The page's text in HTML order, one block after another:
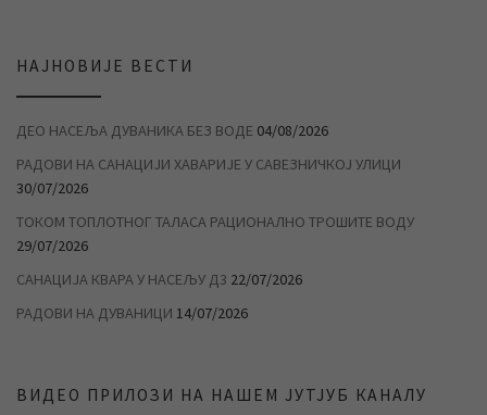
НАЈНОВИЈЕ ВЕСТИ
ДЕО НАСЕЉА ДУВАНИКА БЕЗ ВОДЕ 04/08/2026
РАДОВИ НА САНАЦИЈИ ХАВАРИЈЕ У САВЕЗНИЧКОЈ УЛИЦИ
30/07/2026
ТОКОМ ТОПЛОТНОГ ТАЛАСА РАЦИОНАЛНО ТРОШИТЕ ВОДУ
29/07/2026
САНАЦИЈА КВАРА У НАСЕЉУ Д3 22/07/2026
РАДОВИ НА ДУВАНИЦИ 14/07/2026
ВИДЕО ПРИЛОЗИ НА НАШЕМ ЈУТЈУБ КАНАЛУ